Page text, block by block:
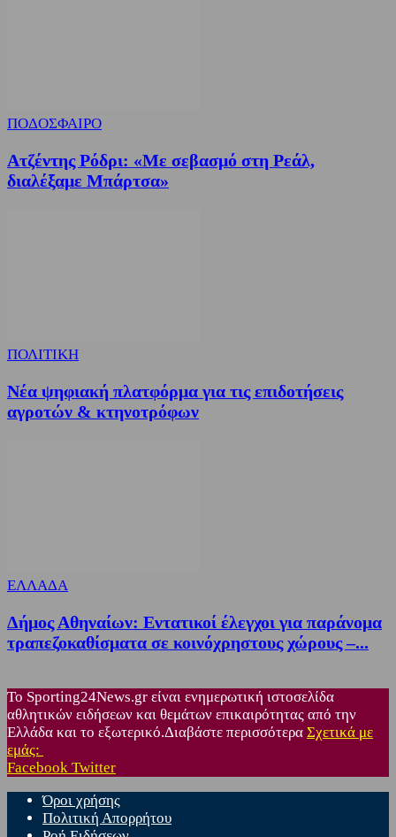
ΠΟΔΟΣΦΑΙΡΟ
Ατζέντης Ρόδρι: «Με σεβασμό στη Ρεάλ,
διαλέξαμε Μπάρτσα»
ΠΟΛΙΤΙΚΗ
Νέα ψηφιακή πλατφόρμα για τις επιδοτήσεις
αγροτών & κτηνοτρόφων
ΕΛΛΑΔΑ
Δήμος Αθηναίων: Εντατικοί έλεγχοι για παράνομα
τραπεζοκαθίσματα σε κοινόχρηστους χώρους –...
Το Sporting24News.gr είναι ενημερωτική ιστοσελίδα
αθλητικών ειδήσεων και θεμάτων επικαιρότητας από την
Ελλάδα και το εξωτερικό.Διαβάστε περισσότερα Σχετικά με
εμάς:
Facebook Twitter
Όροι χρήσης
Πολιτική Απορρήτου